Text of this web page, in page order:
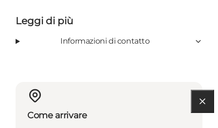
Leggi di più
Informazioni di contatto
Come arrivare